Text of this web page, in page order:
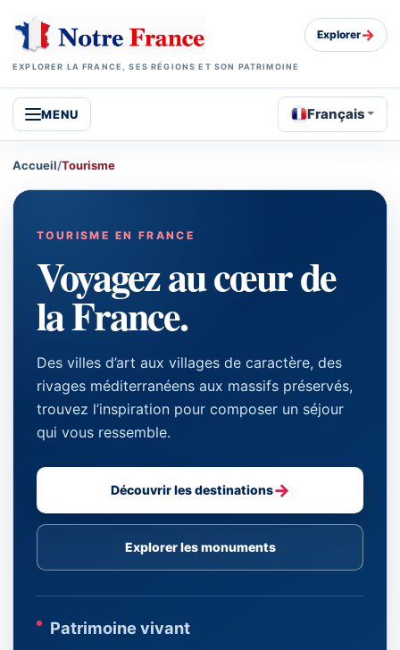
EXPLORER LA FRANCE, SES RÉGIONS ET SON PATRIMOINE
Explorer→
MENU Français
Accueil/Tourisme
TOURISME EN FRANCE
Voyagez au cœur de
la France.
Des villes d’art aux villages de caractère, des
rivages méditerranéens aux massifs préservés,
trouvez l’inspiration pour composer un séjour
qui vous ressemble.
Découvrir les destinations→
Explorer les monuments
Patrimoine vivant